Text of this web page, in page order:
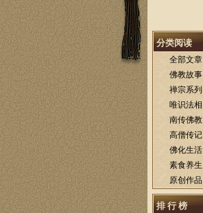
分类阅读
全部文章
佛教故事
禅宗系列
唯识法相
南传佛教
高僧传记
佛化生活
素食养生
原创作品
排 行 榜